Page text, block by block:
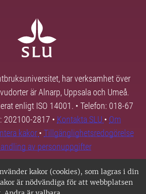
kakor (cookies), som lagras i din
är nödvändiga för att webbplatsen
har verksamhet över
är Alnarp, Uppsala och Umeå.
enligt ISO 14001. • Telefon: 018-67
202100-2817 • Kontakta SLU • Om
kakor • Tillgänglighetsredogörelse
av personuppgifter